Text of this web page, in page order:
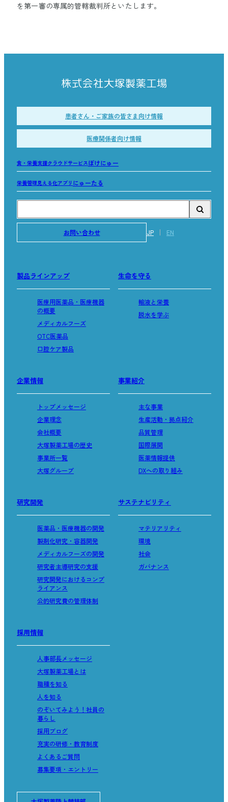
を第一審の専属的管轄裁判所といたします。
患者さん・ご家族の皆さま向け情報
医療関係者向け情報
食・栄養支援クラウドサービスぽけにゅー
栄養管理見える化アプリ にゅーたる
お問い合わせ JP EN
製品ラインアップ
医療用医薬品・医療機器
の概要
メディカルフーズ
OTC医薬品
口腔ケア製品
生命を守る
輸液と栄養
脱水を学ぶ
企業情報
トップメッセージ
企業理念
会社概要
大塚製薬工場の歴史
事業所一覧
大塚グループ
事業紹介
主な事業
生産活動・拠点紹介
品質管理
国際展開
医薬情報提供
DXへの取り組み
研究開発
医薬品・医療機器の開発
製剤化研究・容器開発
メディカルフーズの開発
研究者主導研究の支援
研究開発におけるコンプ
ライアンス
公的研究費の管理体制
サステナビリティ
マテリアリティ
環境
社会
ガバナンス
採用情報
人事部長メッセージ
大塚製薬工場とは
職種を知る
人を知る
のぞいてみよう！社員の
暮らし
採用ブログ
充実の研修・教育制度
よくあるご質問
募集要項・エントリー